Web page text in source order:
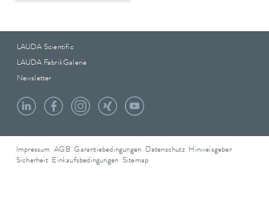
LAUDA Scientific
LAUDA FabrikGalerie
Newsletter
Impressum AGB Garantiebedingungen Datenschutz
Hinweisgeber
Sicherheit
Einkaufsbedingungen Sitemap